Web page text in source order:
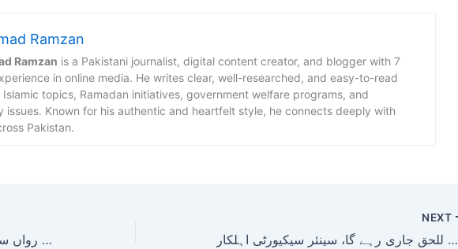
Ramzan
Ramzan is a Pakistani journalist, digital content creator, and blogger with 7
in online media. He writes clear, well-researched, and easy-to-read
Islamic topics, Ramadan initiatives, government welfare programs, and
issues. Known for his authentic and heartfelt style, he connects deeply with
Pakistan.
آسمان پر بلڈ مون کا خوبصورت منظر، رواں سال کا پہلا مکمل چاند گرہن آج ہو گا
NEXT
قابل تصدیق یقین دہانی تک آپریشن غضب للحق جاری رہے گا، سینئر سیکیورٹی اہلکار